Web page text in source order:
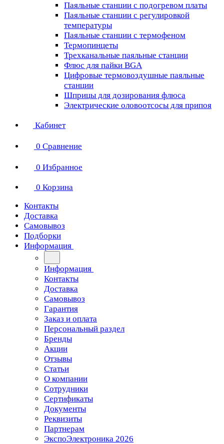
Паяльные станции с подогревом платы
Паяльные станции с регулировкой
температуры
Паяльные станции с термофеном
Термопинцеты
Трехканальные паяльные станции
Флюс для пайки BGA
Цифровые термовоздушные паяльные
станции
Шприцы для дозирования флюса
Электрические оловоотсосы для припоя
Кабинет
0 Сравнение
0 Избранное
0 Корзина
Контакты
Доставка
Самовывоз
Подборки
Информация
Информация
Контакты
Доставка
Самовывоз
Гарантия
Заказ и оплата
Персональный раздел
Бренды
Акции
Отзывы
Статьи
О компании
Сотрудники
Сертификаты
Документы
Реквизиты
Партнерам
ЭкспоЭлектроника 2026